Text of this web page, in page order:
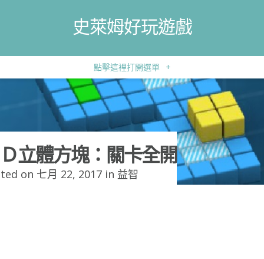
史萊姆好玩遊戲
點擊這裡打開選單 +
立體方塊：關卡全開
on 七月 22, 2017 in 益智